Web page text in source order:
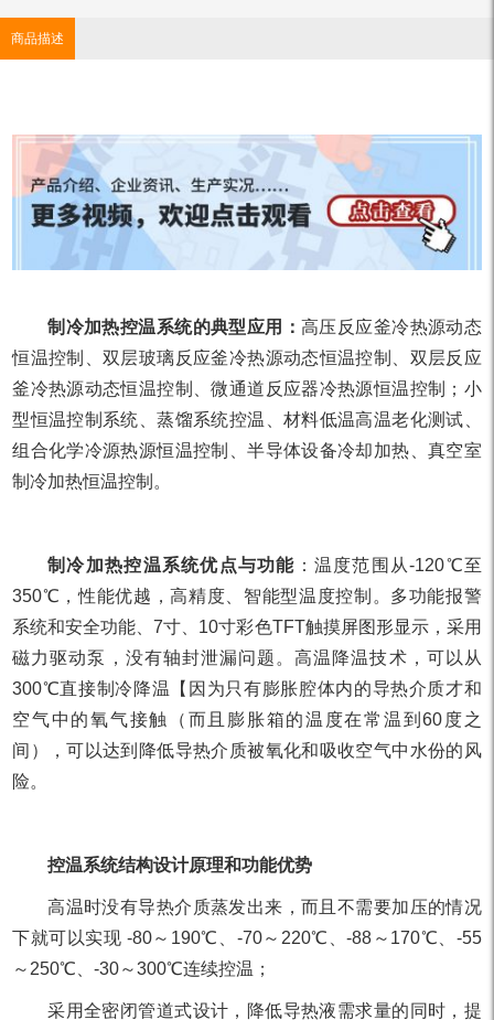
商品描述
制冷加热控温系统的典型应用：高压反应釜冷热源动态
恒温控制、双层玻璃反应釜冷热源动态恒温控制、双层反应
釜冷热源动态恒温控制、微通道反应器冷热源恒温控制；小
型恒温控制系统、蒸馏系统控温、材料低温高温老化测试、
组合化学冷源热源恒温控制、半导体设备冷却加热、真空室
制冷加热恒温控制。
制冷加热控温系统优点与功能 ：温度范围从-120℃至
350℃，性能优越，高精度、智能型温度控制。多功能报警
系统和安全功能、7寸、10寸彩色TFT触摸屏图形显示，采用
磁力驱动泵，没有轴封泄漏问题。高温降温技术，可以从
300℃直接制冷降温【因为只有膨胀腔体内的导热介质才和
空气中的氧气接触（而且膨胀箱的温度在常温到60度之
间），可以达到降低导热介质被氧化和吸收空气中水份的风
险。
控温系统结构设计原理和功能优势
高温时没有导热介质蒸发出来，而且不需要加压的情况
下就可以实现 -80～190℃、-70～220℃、-88～170℃、-55
～250℃、-30～300℃连续控温；
采用全密闭管道式设计，降低导热液需求量的同时，提